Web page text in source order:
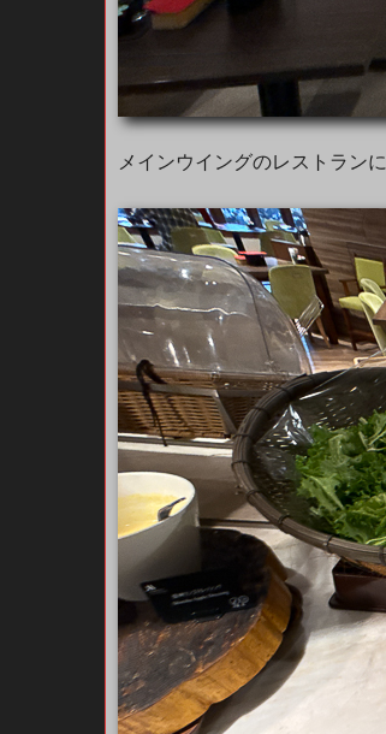
メインウイングのレストランに